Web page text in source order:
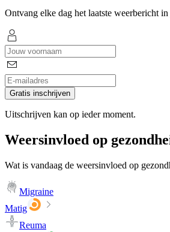
Ontvang elke dag het laatste weerbericht
Gratis inschrijven
Uitschrijven kan op ieder moment.
Weersinvloed op
Wat is vandaag de weersinvloed op
Migraine
Matig
Reuma